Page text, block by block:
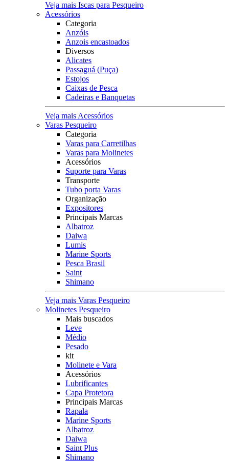
Veja mais Iscas para Pesqueiro
Acessórios
Categoria
Anzóis
Anzois encastoados
Diversos
Alicates
Passaguá (Puça)
Estojos
Caixas de Pesca
Cadeiras e Banquetas
Veja mais Acessórios
Varas Pesqueiro
Categoria
Varas para Carretilhas
Varas para Molinetes
Acessórios
Suporte para Varas
Transporte
Tubo porta Varas
Organização
Expositores
Principais Marcas
Albatroz
Daiwa
Lumis
Marine Sports
Pesca Brasil
Saint
Shimano
Veja mais Varas Pesqueiro
Molinetes Pesqueiro
Mais buscados
Leve
Médio
Pesado
kit
Molinete e Vara
Acessórios
Lubrificantes
Capa Protetora
Principais Marcas
Rapala
Marine Sports
Albatroz
Daiwa
Saint Plus
Shimano